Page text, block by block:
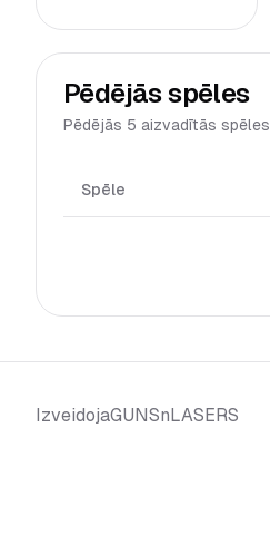
Pēdējās spēles
Pēdējās 5 aizvadītās spēles
Spēle
IzveidojaGUNSnLASERS